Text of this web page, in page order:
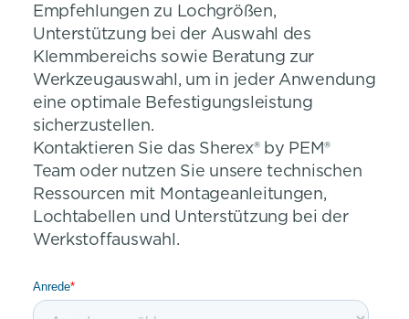
Empfehlungen zu Lochgrößen,
Unterstützung bei der Auswahl des
Klemmbereichs sowie Beratung zur
Werkzeugauswahl, um in jeder Anwendung
eine optimale Befestigungsleistung
sicherzustellen.
Kontaktieren Sie das Sherex® by PEM®
Team oder nutzen Sie unsere technischen
Ressourcen mit Montageanleitungen,
Lochtabellen und Unterstützung bei der
Werkstoffauswahl.